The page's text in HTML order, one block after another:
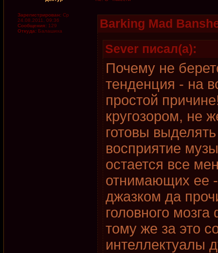
Зарегистрирован: Ср
24.08.2011, 09:36
Сообщения: 129
Откуда: Балашиха
Barking Mad
Sever писал(а):
Почему не
тенденция - на
простой
кругозором, не
готовы
восприятие
остается все
отнимающих ее
джазком да
головного
тому же за это
интеллектуалы